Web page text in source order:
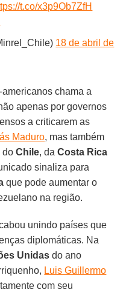
t.co/x3p9Ob7ZfH
18 de abril de
chama a
apenas por governos
a criticarem as
Maduro, mas também
doChile, daCosta Rica
sinaliza para
que pode aumentar o
na região.
unindo países que
diplomáticas. Na
Unidas do ano
Luis Guillermo
com seu